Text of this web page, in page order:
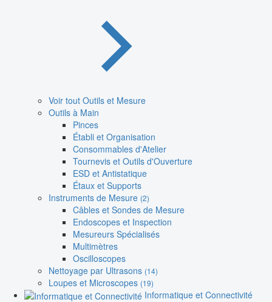
Voir tout Outils et Mesure
Outils à Main
Pinces
Établi et Organisation
Consommables d'Atelier
Tournevis et Outils d'Ouverture
ESD et Antistatique
Étaux et Supports
Instruments de Mesure (2)
Câbles et Sondes de Mesure
Endoscopes et Inspection
Mesureurs Spécialisés
Multimètres
Oscilloscopes
Nettoyage par Ultrasons (14)
Loupes et Microscopes (19)
Informatique et Connectivité